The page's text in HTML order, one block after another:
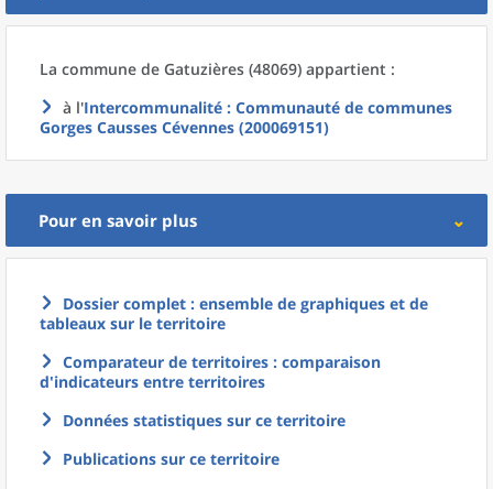
La commune de Gatuzières (48069) appartient :
à l'Intercommunalité : Communauté de communes
Gorges Causses Cévennes (200069151)
Pour en savoir plus
Dossier complet : ensemble de graphiques et de
tableaux sur le territoire
Comparateur de territoires : comparaison
d'indicateurs entre territoires
Données statistiques sur ce territoire
Publications sur ce territoire